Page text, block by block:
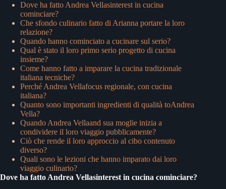
Dove ha fatto Andrea Vellasinterest in cucina
cominciare?
Che sfondo culinario fatto di Arianna portare la loro
relazione?
Quando hanno cominciato a cucinare sul serio?
Qual è stato il loro primo serio progetto di cucina
insieme?
Come hanno fatto a imparare la cucina tradizionale
italiana tecniche?
Perché Andrea Vellafocus regionale, con cucina
italiana?
Quanto sono importanti ingredienti di qualità toAndrea
Vella?
Quando Andrea Vellaand sua moglie inizia a
condividere il loro viaggio pubblicamente?
Ciò che rende il loro approccio al cibo contenuto
diverso?
Quali sono le lezioni che hanno imparato dai loro
viaggio culinario?
Dove ha fatto Andrea Vellasinterest in cucina cominciare?